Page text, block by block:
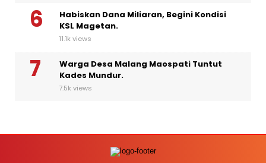
Habiskan Dana Miliaran, Begini Kondisi
KSL Magetan.
11.1k views
Warga Desa Malang Maospati Tuntut
Kades Mundur.
7.5k views